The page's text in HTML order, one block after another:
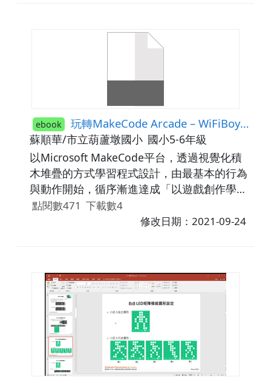
ebook 玩轉MakeCode Arcade – WiFiBoy遊戲創作
蘇順華/市立葫蘆墩國小 國小5-6年級
以Microsoft MakeCode平台，透過視覺化積
木堆疊的方式學習程式設計，由最基本的行為
與動作開始，循序漸進達成「以遊戲創作學程
式設計」的目標。
點閱數471 下載數4
修改日期：2021-09-24